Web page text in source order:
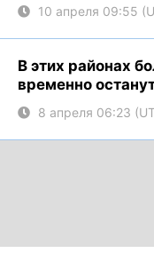
10 апреля 09:55
В этих районах
временно
8 апреля 06:23